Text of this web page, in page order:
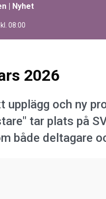
| Nyhet
08:00
2026
upplägg och ny
tar plats på
både deltagare